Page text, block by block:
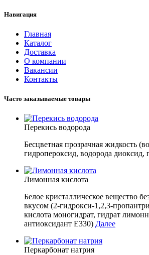
Навигация
Главная
Каталог
Доставка
О компании
Вакансии
Контакты
Часто заказываемые товары
Перекись водорода
Бесцветная прозрачная жидкость
гидропероксид, водорода диоксид,
Лимонная кислота
Белое кристаллическое вещество
вкусом (2-гидрокси-1,2,3-
кислота моногидрат, гидрат
антиоксидант E330) Далее
Перкарбонат натрия